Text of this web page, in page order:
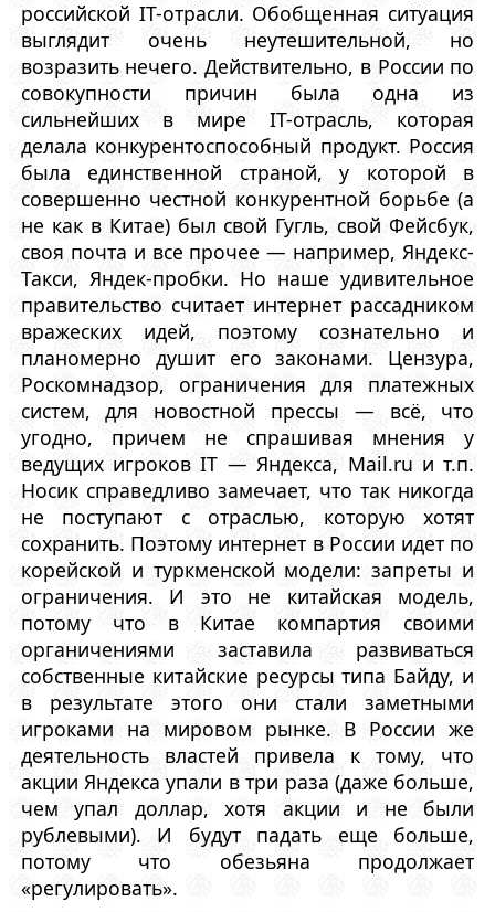
российской IT-отрасли. Обобщенная ситуация
выглядит очень неутешительной, но
возразить нечего. Действительно, в России по
совокупности причин была одна из
сильнейших в мире IT-отрасль, которая
делала конкурентоспособный продукт. Россия
была единственной страной, у которой в
совершенно честной конкурентной борьбе (а
не как в Китае) был свой Гугль, свой Фейсбук,
своя почта и все прочее — например, Яндекс-
Такси, Яндек-пробки. Но наше удивительное
правительство считает интернет рассадником
вражеских идей, поэтому сознательно и
планомерно душит его законами. Цензура,
Роскомнадзор, ограничения для платежных
систем, для новостной прессы — всё, что
угодно, причем не спрашивая мнения у
ведущих игроков IT — Яндекса, Mail.ru и т.п.
Носик справедливо замечает, что так никогда
не поступают с отраслью, которую хотят
сохранить. Поэтому интернет в России идет по
корейской и туркменской модели: запреты и
ограничения. И это не китайская модель,
потому что в Китае компартия своими
органичениями заставила развиваться
собственные китайские ресурсы типа Байду, и
в результате этого они стали заметными
игроками на мировом рынке. В России же
деятельность властей привела к тому, что
акции Яндекса упали в три раза (даже больше,
чем упал доллар, хотя акции и не были
рублевыми). И будут падать еще больше,
потому что обезьяна продолжает
«регулировать».